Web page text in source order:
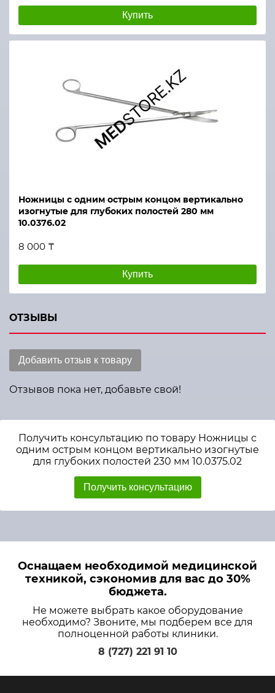
Купить
Ножницы с одним острым концом вертикально
изогнутые для глубоких полостей 280 мм
10.0376.02
8 000 ₸
Купить
ОТЗЫВЫ
Добавить отзыв к товару
Отзывов пока нет, добавьте свой!
Получить консультацию по товару Ножницы с
одним острым концом вертикально изогнутые
для глубоких полостей 230 мм 10.0375.02
Получить консультацию
Оснащаем необходимой медицинской
техникой, сэкономив для вас до 30%
бюджета.
Не можете выбрать какое оборудование
необходимо? Звоните, мы подберем все для
полноценной работы клиники.
8 (727) 221 91 10